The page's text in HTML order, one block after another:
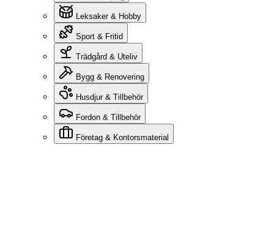
Leksaker & Hobby
Sport & Fritid
Trädgård & Uteliv
Bygg & Renovering
Husdjur & Tillbehör
Fordon & Tillbehör
Företag & Kontorsmaterial